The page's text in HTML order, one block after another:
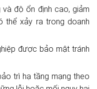
độ ổn định cao, giảm
thể xảy ra trong doanh
được bảo mật tránh
trì hạ tầng mạng theo